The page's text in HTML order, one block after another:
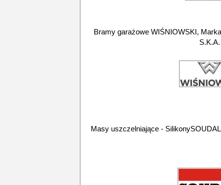
Bramy garażowe WIŚNIOWSKI,
S.K.A.
Masy uszczelniające -